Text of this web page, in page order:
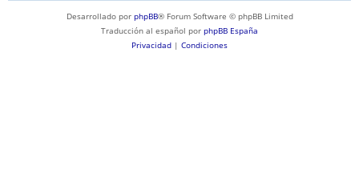
Desarrollado por phpBB® Forum Software © phpBB Limited
Traducción al español por phpBB España
Privacidad | Condiciones